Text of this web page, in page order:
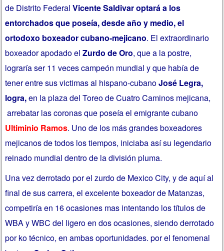
de Distrito FederalVicente Saldivar optará a los
entorchados que poseía, desde año y medio, el
ortodoxo boxeador cubano-mejicano. El extraordinario
boxeador apodado el Zurdo de Oro, que a la postre,
lograría ser 11 veces campeón mundial y que había de
tener entre sus victimas al hispano-cubanoJosé Legra,
logra,en la plaza del Toreo de Cuatro Caminos mejicana,
arrebatar las coronas que poseía el emigrante cubano
Ultiminio Ramos. Uno de los más grandes boxeadores
mejicanos de todos los tiempos, iniciaba así su legendario
reinado mundial dentro de la división pluma.
Una vez derrotado por el zurdo de Mexico City, y de aquí al
final de sus carrera, el excelente boxeador de Matanzas,
competiría en 16 ocasiones mas intentando los títulos de
WBA y WBC del ligero en dos ocasiones, siendo derrotado
por ko técnico, en ambas oportunidades. por el fenomenal